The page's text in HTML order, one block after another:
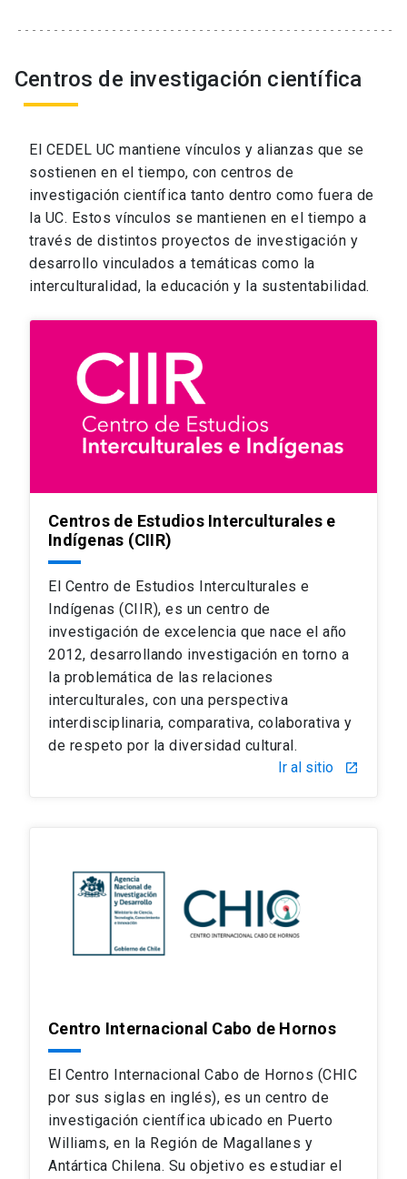
Centros de investigación científica
El CEDEL UC mantiene vínculos y alianzas que se
sostienen en el tiempo, con centros de
investigación científica tanto dentro como fuera de
la UC. Estos vínculos se mantienen en el tiempo a
través de distintos proyectos de investigación y
desarrollo vinculados a temáticas como la
interculturalidad, la educación y la sustentabilidad.
Centros de Estudios Interculturales e
Indígenas (CIIR)
El Centro de Estudios Interculturales e
Indígenas (CIIR), es un centro de
investigación de excelencia que nace el año
2012, desarrollando investigación en torno a
la problemática de las relaciones
interculturales, con una perspectiva
interdisciplinaria, comparativa, colaborativa y
de respeto por la diversidad cultural.
Ir al sitio
launch
Centro Internacional Cabo de Hornos
El Centro Internacional Cabo de Hornos (CHIC
por sus siglas en inglés), es un centro de
investigación científica ubicado en Puerto
Williams, en la Región de Magallanes y
Antártica Chilena. Su objetivo es estudiar el